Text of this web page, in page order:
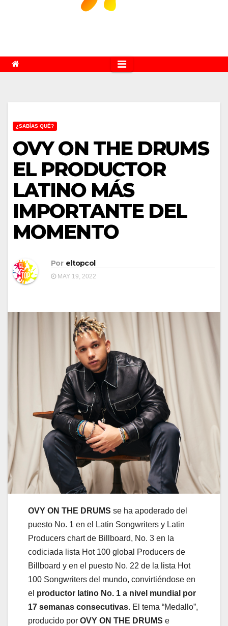
¿SABÍAS QUÉ?
OVY ON THE DRUMS
EL PRODUCTOR
LATINO MÁS
IMPORTANTE DEL
MOMENTO
Por eltopcol
MAY 19, 2022
OVY ON THE DRUMS se ha apoderado del
puesto No. 1 en el Latin Songwriters y Latin
Producers chart de Billboard, No. 3 en la
codiciada lista Hot 100 global Producers de
Billboard y en el puesto No. 22 de la lista Hot
100 Songwriters del mundo, convirtiéndose en
el productor latino No. 1 a nivel mundial por
17 semanas consecutivas. El tema “Medallo”,
producido por OVY ON THE DRUMS e